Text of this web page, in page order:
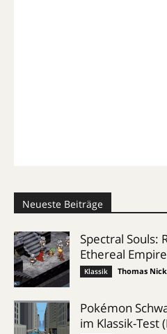
Neueste Beiträge
Spectral Souls:
Ethereal
Klassik Thomas
Pokémon
im Klassik-Test